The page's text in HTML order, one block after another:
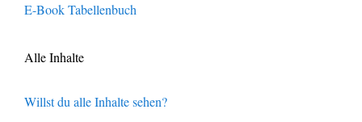
E-Book Tabellenbuch
Alle Inhalte
Willst du alle Inhalte sehen?